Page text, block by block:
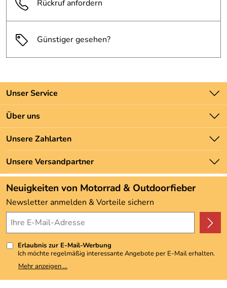
Rückruf anfordern
Günstiger gesehen?
Unser Service
Kontakt
Batteriegesetz
Newsletter
Zahlung und Versand
Über uns
Unsere Bestseller
Marken
Neu
Angebote
Kundenbewertungen (3.492)
4,9/5*****
Unsere Zahlarten
Unsere Versandpartner
Neuigkeiten von Motorrad & Outdoorfieber
Newsletter anmelden & Vorteile sichern
Erlaubnis zur E-Mail-Werbung
Ich möchte regelmäßig interessante Angebote per E-Mail erhalten.
Meine E-Mail-Adresse wird nicht an andere Unternehmen
weitergegeben. Zu statistischen Zwecken wird in anonymer Form
Mehr anzeigen ...